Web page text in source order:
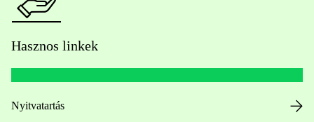
Hasznos linkek
Nyitvatartás